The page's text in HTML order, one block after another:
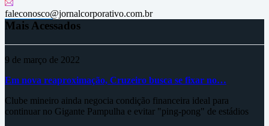
faleconosco@jornalcorporativo.com.br
Mais Acessados
9 de março de 2022
Em nova reaproximação, Cruzeiro busca se fixar no…
Clube mineiro ainda negocia condição financeira ideal para
continuar no Gigante Pampulha e evitar "ping-pong" de estádios